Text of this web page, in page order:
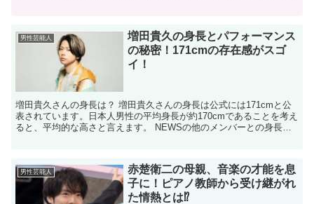
男性芸能人
増田貴久の身長とパフォーマンス
の秘密！171cmの存在感がスゴ
イ！
増田貴久さんの身長は？ 増田貴久さんの身長は公式には171cmと公
表されています。日本人男性の平均身長が約170cmであることを考え
ると、平均的な高さと言えます。 NEWSの他のメンバーとの身長差
男性芸能人
赤楚衛二の母親、音楽の才能を息
子に！ピアノ教師から受け継がれ
た情熱とは⁉